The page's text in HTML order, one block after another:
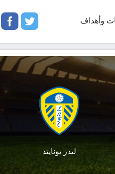
وأهداف twitter
facebook
ليدز يونايتد